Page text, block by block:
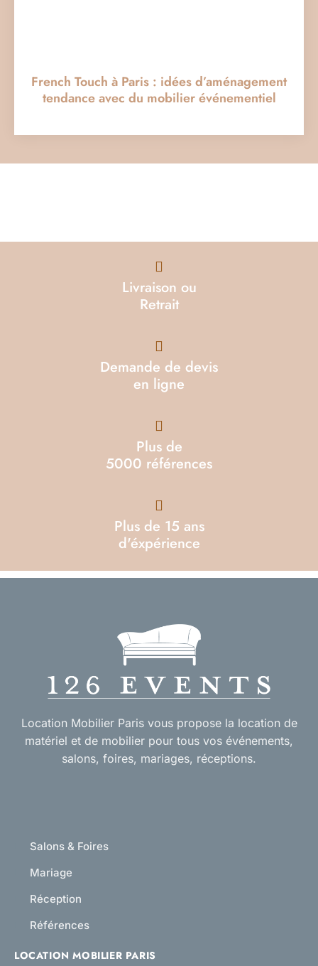
French Touch à Paris : idées d’aménagement
tendance avec du mobilier événementiel
Livraison ou
Retrait
Demande de devis
en ligne
Plus de
5000 références
Plus de 15 ans
d'éxpérience
Location Mobilier Paris vous propose la location de
matériel et de mobilier pour tous vos événements,
salons, foires, mariages, réceptions.
Salons & Foires
Mariage
Réception
Références
LOCATION MOBILIER PARIS